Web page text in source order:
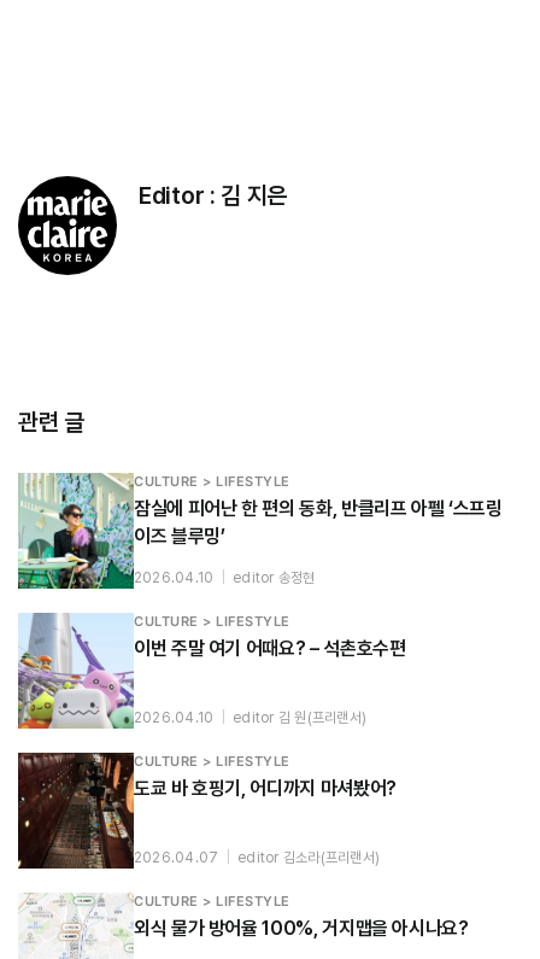
Editor : 김 지은
관련 글
CULTURE > LIFESTYLE
잠실에 피어난 한 편의 동화, 반클리프 아펠 ‘스프링
이즈 블루밍’
2026.04.10 editor 송정현
CULTURE > LIFESTYLE
이번 주말 여기 어때요? – 석촌호수편
2026.04.10 editor 김 원(프리랜서)
CULTURE > LIFESTYLE
도쿄 바 호핑기, 어디까지 마셔봤어?
2026.04.07 editor 김소라(프리랜서)
CULTURE > LIFESTYLE
외식 물가 방어율 100%, 거지맵을 아시나요?